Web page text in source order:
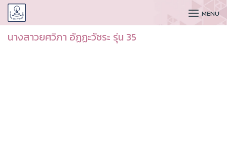
CUDAA MENU
นางสาวยศวิภา อัฏฏะวัชระ รุ่น 35